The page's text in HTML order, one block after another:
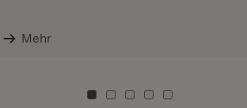
Mehr
Zu Kachel: 0
Zu Kachel: 3
Zu Kachel: 6
Zu Kachel: 9
Zu Kachel: 12